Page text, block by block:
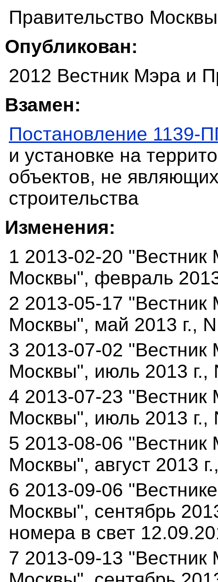
Правительство Москвы
Опубликован:
2012 Вестник Мэра и
Взамен:
Постановление 1139-
и установке на
объектов, не
строительства
Изменения:
1 2013-02-20
Москвы", февраль
2 2013-05-17 "Вестник
Москвы", май 2013 г.,
3 2013-07-02 "Вестник
Москвы", июль 2013 г.,
4 2013-07-23 "Вестник
Москвы", июль 2013 г.,
5 2013-08-06 "Вестник
Москвы", август 2013
6 2013-09-06
Москвы", сентябрь
номера в свет
7 2013-09-13 "Вестник